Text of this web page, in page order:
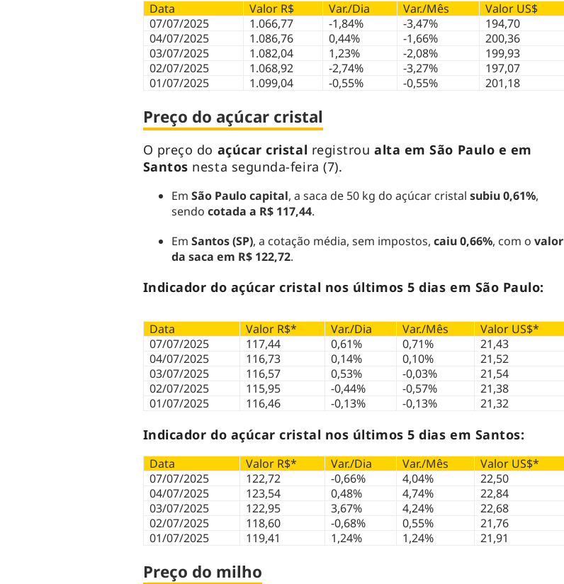
Data Valor R$ Var./Dia Var./Mês
Valor US$
07/07/2025
1.066,77 -1,84% -3,47%
194,70
04/07/2025
1.086,76 0,44% -1,66%
200,36
03/07/2025
1.082,04 1,23% -2,08%
199,93
02/07/2025
1.068,92 -2,74% -3,27%
197,07
01/07/2025
1.099,04 -0,55% -0,55% 201,18
Preço do açúcar cristal
O preço do açúcar cristal registrou alta em São Paulo e em
Santos nesta segunda-feira (7).
Em São Paulo capital, a saca de 50 kg do açúcar cristal subiu 0,61%,
sendo cotada a R$ 117,44.
Em Santos (SP), a cotação média, sem impostos, caiu 0,66%, com o valor
da saca em R$ 122,72.
Indicador do açúcar cristal nos últimos 5 dias em São Paulo:
Data Valor R$* Var./Dia Var./Mês
Valor US$*
07/07/2025
117,44 0,61% 0,71%
21,43
04/07/2025
116,73 0,14% 0,10%
21,52
03/07/2025
116,57 0,53% -0,03%
21,54
02/07/2025
115,95 -0,44% -0,57%
21,38
01/07/2025
116,46 -0,13% -0,13% 21,32
Indicador do açúcar cristal nos últimos 5 dias em Santos:
Data Valor R$* Var./Dia Var./Mês
Valor US$*
07/07/2025
122,72 -0,66% 4,04%
22,50
04/07/2025
123,54 0,48% 4,74%
22,84
03/07/2025
122,95 3,67% 4,24%
22,68
02/07/2025
118,60 -0,68% 0,55%
21,76
01/07/2025
119,41 1,24% 1,24% 21,91
Preço do milho